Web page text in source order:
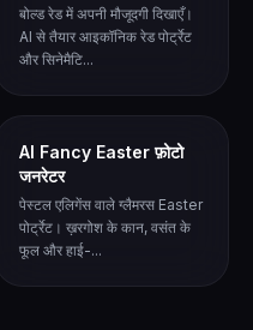
बोल्ड रेड में अपनी मौजूदगी दिखाएँ।
AI से तैयार आइकॉनिक रेड पोर्ट्रेट
और सिनेमैटि...
AI Fancy Easter फ़ोटो
जनरेटर
पेस्टल एलिगेंस वाले ग्लैमरस Easter
पोर्ट्रेट। ख़रगोश के कान, वसंत के
फूल और हाई-...